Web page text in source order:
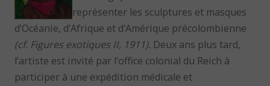
représenter les sculptures et masques
d’Océanie, d’Afrique et d’Amérique précolombienne
(cf. Figures exotiques II, 1911). Deux ans plus tard,
l’artiste est invité par l’office colonial du Reich à
participer à une expédition médicale et